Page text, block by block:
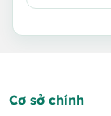
Cơ sở chính